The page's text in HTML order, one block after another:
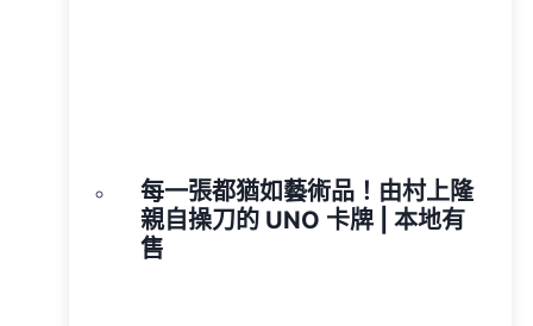
每一張都猶如藝術品！由村上隆
親自操刀的 UNO 卡牌 | 本地有
售